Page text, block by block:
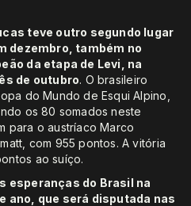
teve outro segundo lugar
dezembro, também no
da etapa de Levi, na
de outubro. O brasileiro
do Mundo de Esqui Alpino,
os 80 somados neste
para o austríaco Marco
com 955 pontos. A vitória
ao suíço.
esperanças do Brasil na
ano, que será disputada nas